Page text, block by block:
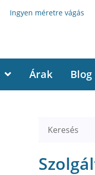
Ingyen méretre vágás
Árak Blog